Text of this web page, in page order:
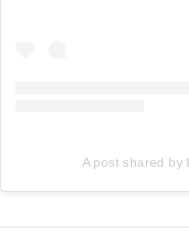
A post shared by